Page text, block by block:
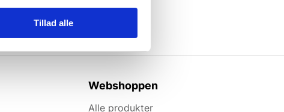
Tillad alle
Webshoppen
Alle produkter